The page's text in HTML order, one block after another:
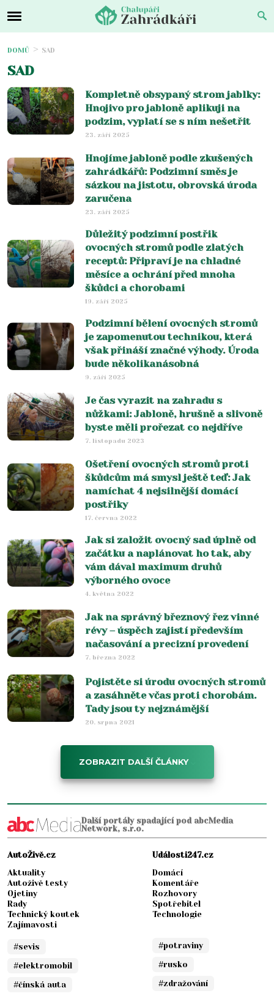
DOMŮ SAD
SAD
Kompletně obsypaný strom jablky:
Hnojivo pro jabloně aplikuji na
podzim, vyplatí se s ním nešetřit
23. září 2025
Hnojíme jabloně podle zkušených
zahrádkářů: Podzimní směs je
sázkou na jistotu, obrovská úroda
zaručena
23. září 2025
Důležitý podzimní postřik
ovocných stromů podle zlatých
receptů: Připraví je na chladné
měsíce a ochrání před mnoha
škůdci a chorobami
19. září 2025
Podzimní bělení ovocných stromů
je zapomenutou technikou, která
však přináší značné výhody. Úroda
bude několikanásobná
9. září 2025
Je čas vyrazit na zahradu s
nůžkami: Jabloně, hrušně a slivoně
byste měli prořezat co nejdříve
7. listopadu 2023
Ošetření ovocných stromů proti
škůdcům má smysl ještě teď: Jak
namíchat 4 nejsilnější domácí
postřiky
17. června 2022
Jak si založit ovocný sad úplně od
začátku a naplánovat ho tak, aby
vám dával maximum druhů
výborného ovoce
4. května 2022
Jak na správný březnový řez vinné
révy – úspěch zajistí především
načasování a precizní provedení
7. března 2022
Pojistěte si úrodu ovocných stromů
a zasáhněte včas proti chorobám.
Tady jsou ty nejznámější
20. srpna 2021
ZOBRAZIT DALŠÍ ČLÁNKY
Další portály spadající pod abcMedia
Network, s.r.o.
AutoŽivě.cz
Aktuality
Autoživě testy
Ojetiny
Rady
Technický koutek
Zajímavosti
#sevis
#elektromobil
#čínská auta
Události247.cz
Domácí
Komentáře
Rozhovory
Spotřebitel
Technologie
#potraviny
#rusko
#zdražování